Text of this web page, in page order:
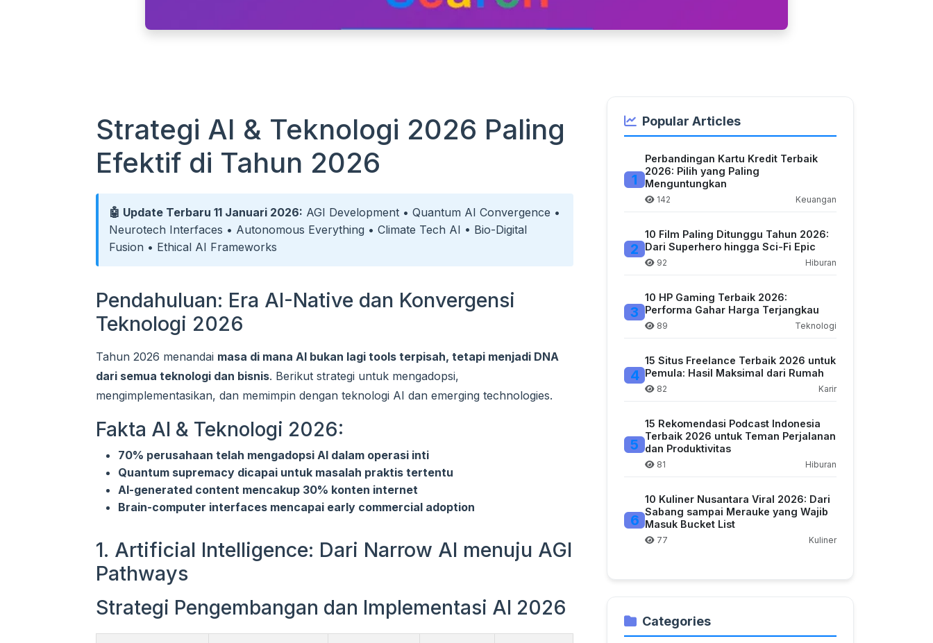
Strategi AI & Teknologi 2026 Paling
Efektif di Tahun 2026
🤖 Update Terbaru 11 Januari 2026: AGI Development • Quantum AI Convergence •
Neurotech Interfaces • Autonomous Everything • Climate Tech AI • Bio-Digital
Fusion • Ethical AI Frameworks
Pendahuluan: Era AI-Native dan Konvergensi
Teknologi 2026
Tahun 2026 menandai masa di mana AI bukan lagi tools terpisah, tetapi menjadi DNA
dari semua teknologi dan bisnis. Berikut strategi untuk mengadopsi,
mengimplementasikan, dan memimpin dengan teknologi AI dan emerging technologies.
Fakta AI & Teknologi 2026:
70% perusahaan telah mengadopsi AI dalam operasi inti
Quantum supremacy dicapai untuk masalah praktis tertentu
AI-generated content mencakup 30% konten internet
Brain-computer interfaces mencapai early commercial adoption
1. Artificial Intelligence: Dari Narrow AI menuju AGI
Pathways
Strategi Pengembangan dan Implementasi AI 2026
Popular Articles
1
Perbandingan Kartu Kredit Terbaik
2026: Pilih yang Paling
Menguntungkan
142 Keuangan
2
10 Film Paling Ditunggu Tahun 2026:
Dari Superhero hingga Sci-Fi Epic
92 Hiburan
3
10 HP Gaming Terbaik 2026:
Performa Gahar Harga Terjangkau
89 Teknologi
4
15 Situs Freelance Terbaik 2026 untuk
Pemula: Hasil Maksimal dari Rumah
82 Karir
5
15 Rekomendasi Podcast Indonesia
Terbaik 2026 untuk Teman Perjalanan
dan Produktivitas
81 Hiburan
6
10 Kuliner Nusantara Viral 2026: Dari
Sabang sampai Merauke yang Wajib
Masuk Bucket List
77 Kuliner
Categories